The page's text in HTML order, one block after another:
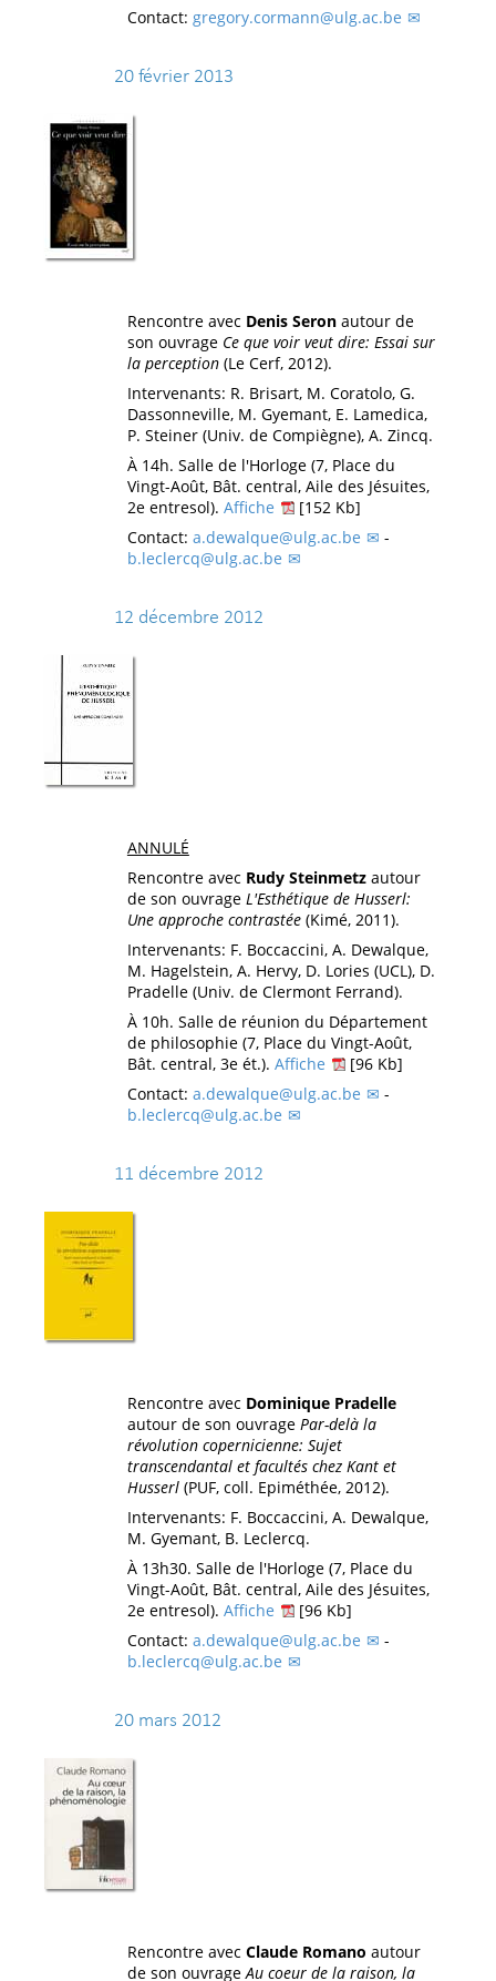
Contact: gregory.cormann@ulg.ac.be
20 février 2013
Rencontre avec Denis Seronautour de
son ouvrage Ce que voir veut dire: Essai sur
la perception(Le Cerf, 2012).
Intervenants: R. Brisart, M. Coratolo, G.
Dassonneville, M. Gyemant, E. Lamedica,
P. Steiner (Univ. de Compiègne), A. Zincq.
À 14h. Salle de l'Horloge (7, Place du
Vingt-Août, Bât. central, Aile des Jésuites,
2e entresol). Affiche
[152 Kb]
Contact: a.dewalque@ulg.ac.be
-
b.leclercq@ulg.ac.be
12 décembre 2012
ANNULÉ
Rencontre avec Rudy Steinmetzautour
de son ouvrage L'Esthétique de Husserl:
Une approche contrastée(Kimé, 2011).
Intervenants: F. Boccaccini, A. Dewalque,
M. Hagelstein, A. Hervy, D. Lories (UCL), D.
Pradelle (Univ. de Clermont Ferrand).
À 10h. Salle de réunion du Département
de philosophie (7, Place du Vingt-Août,
Bât. central, 3e ét.). Affiche
[96 Kb]
Contact: a.dewalque@ulg.ac.be
-
b.leclercq@ulg.ac.be
11 décembre 2012
Rencontre avec Dominique Pradelle
autour de son ouvrage Par-delà la
révolution copernicienne: Sujet
transcendantal et facultés chez Kant et
Husserl(PUF, coll. Epiméthée, 2012).
Intervenants: F. Boccaccini, A. Dewalque,
M. Gyemant, B. Leclercq.
À 13h30. Salle de l'Horloge (7, Place du
Vingt-Août, Bât. central, Aile des Jésuites,
2e entresol). Affiche
[96 Kb]
Contact: a.dewalque@ulg.ac.be
-
b.leclercq@ulg.ac.be
20 mars 2012
Rencontre avec Claude Romano autour
de son ouvrageAu coeur de la raison, la